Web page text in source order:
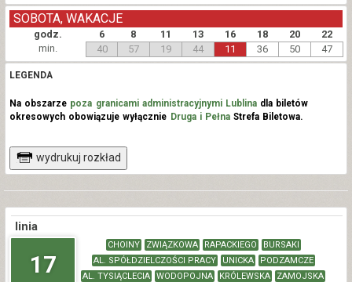
godz. 6 8 11 13 16 18 20 22
SOBOTA, WAKACJE
min. 40 57 19 44 11 36 50 47
LEGENDA
Na obszarze poza granicami administracyjnymi Lublinadla biletów
okresowych obowiązuje wyłącznie Druga i PełnaStrefa Biletowa.
wydrukuj rozkład
linia
17
CHOINY ZWIĄZKOWA RAPACKIEGO
BURSAKI
AL. SPÓŁDZIELCZOŚCI PRACY
UNICKA
PODZAMCZE
AL. TYSIĄCLECIA
WODOPOJNA KRÓLEWSKA
ZAMOJSKA